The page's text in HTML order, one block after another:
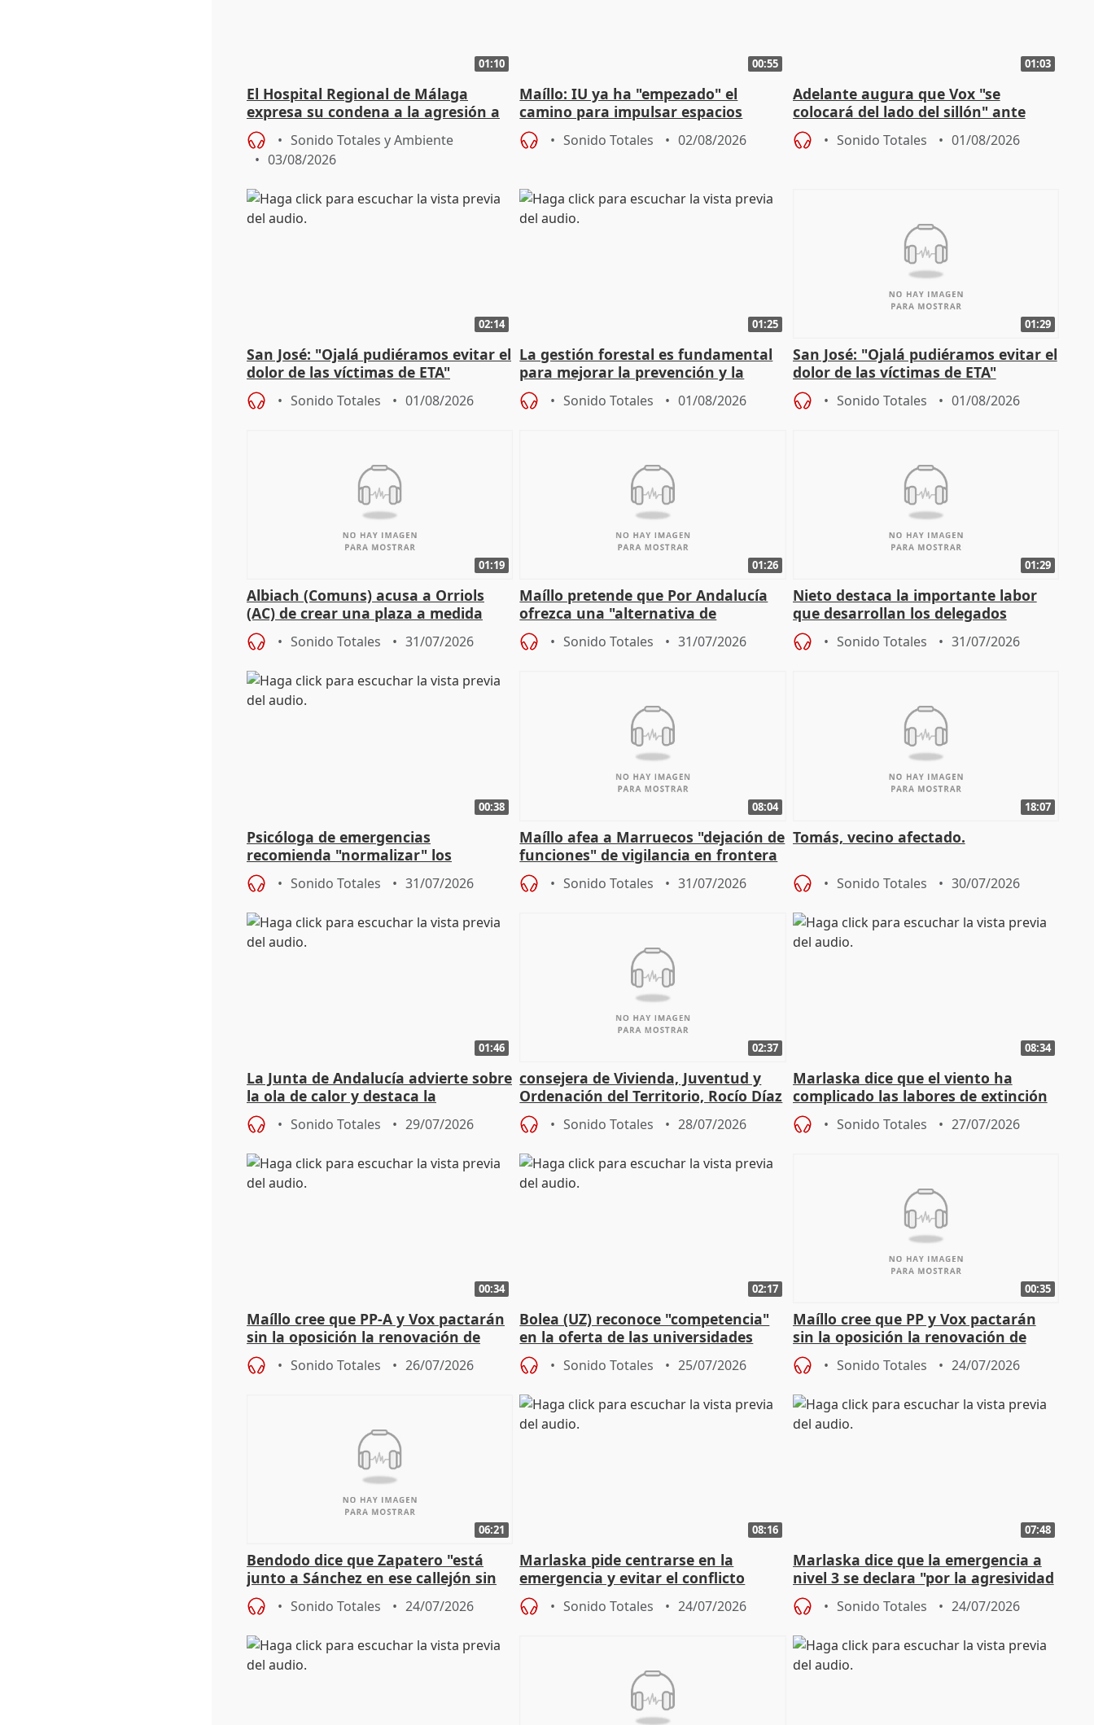
01:10
El Hospital Regional de Málaga
expresa su condena a la agresión a
dos enfermeras de Urgencias
Sonido Totales y Ambiente
03/08/2026
00:55
Maíllo: IU ya ha "empezado" el
camino para impulsar espacios
unitarios para las municipales
Sonido Totales 02/08/2026
01:03
Adelante augura que Vox "se
colocará del lado del sillón" ante
iniciativas de la oposición
Sonido Totales 01/08/2026
02:14
San José: "Ojalá pudiéramos evitar el
dolor de las víctimas de ETA"
Sonido Totales 01/08/2026
01:25
La gestión forestal es fundamental
para mejorar la prevención y la
actuación frente a incendios
Sonido Totales 01/08/2026
01:29
San José: "Ojalá pudiéramos evitar el
dolor de las víctimas de ETA"
Sonido Totales 01/08/2026
01:19
Albiach (Comuns) acusa a Orriols
(AC) de crear una plaza a medida
para su hija en Ripoll (Girona)
Sonido Totales 31/07/2026
01:26
Maíllo pretende que Por Andalucía
ofrezca una "alternativa de
gobierno" con su labor de oposición
Sonido Totales 31/07/2026
01:29
Nieto destaca la importante labor
que desarrollan los delegados
territoriales de la Junta
Sonido Totales 31/07/2026
00:38
Psicóloga de emergencias
recomienda "normalizar" los
síntomas tras sufrir un incendio
Sonido Totales 31/07/2026
08:04
Maíllo afea a Marruecos "dejación de
funciones" de vigilancia en frontera
con Ceuta
Sonido Totales 31/07/2026
18:07
Tomás, vecino afectado.
Sonido Totales 30/07/2026
01:46
La Junta de Andalucía advierte sobre
la ola de calor y destaca la
importancia de la prevención
Sonido Totales 29/07/2026
02:37
consejera de Vivienda, Juventud y
Ordenación del Territorio, Rocío Díaz
Sonido Totales 28/07/2026
08:34
Marlaska dice que el viento ha
complicado las labores de extinción
durante la madrugada
Sonido Totales 27/07/2026
00:34
Maíllo cree que PP-A y Vox pactarán
sin la oposición la renovación de
órganos como el Defensor
Sonido Totales 26/07/2026
02:17
Bolea (UZ) reconoce "competencia"
en la oferta de las universidades
privadas
Sonido Totales 25/07/2026
00:35
Maíllo cree que PP y Vox pactarán
sin la oposición la renovación de
órganos como el Defensor
Sonido Totales 24/07/2026
06:21
Bendodo dice que Zapatero "está
junto a Sánchez en ese callejón sin
salida
Sonido Totales 24/07/2026
08:16
Marlaska pide centrarse en la
emergencia y evitar el conflicto
político
Sonido Totales 24/07/2026
07:48
Marlaska dice que la emergencia a
nivel 3 se declara "por la agresividad
de los incendios"
Sonido Totales 24/07/2026